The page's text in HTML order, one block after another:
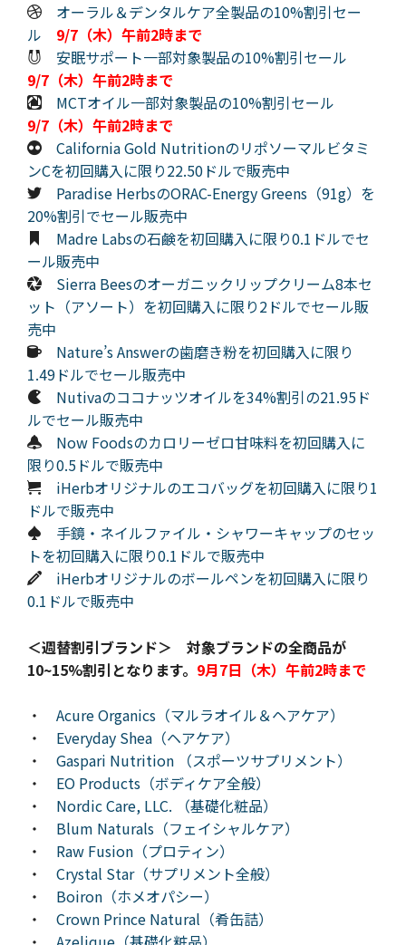
オーラル＆デンタルケア全製品の10%割引セー
ル
9/7（木）午前2時まで
安眠サポート一部対象製品の10%割引セール
9/7（木）午前2時まで
MCTオイル一部対象製品の10%割引セール
9/7（木）午前2時まで
California Gold Nutritionのリポソーマルビタミ
ンCを初回購入に限り22.50ドルで販売中
Paradise HerbsのORAC-Energy Greens（91g）を
20%割引でセール販売中
Madre Labsの石鹸を初回購入に限り0.1ドルでセ
ール販売中
Sierra Beesのオーガニックリップクリーム8本セ
ット（アソート）を初回購入に限り2ドルでセール販
売中
Nature’s Answerの歯磨き粉を初回購入に限り
1.49ドルでセール販売中
Nutivaのココナッツオイルを34%割引の21.95ド
ルでセール販売中
Now Foodsのカロリーゼロ甘味料を初回購入に
限り0.5ドルで販売中
iHerbオリジナルのエコバッグを初回購入に限り1
ドルで販売中
手鏡・ネイルファイル・シャワーキャップのセッ
トを初回購入に限り0.1ドルで販売中
iHerbオリジナルのボールペンを初回購入に限り
0.1ドルで販売中
＜週替割引ブランド＞ 対象ブランドの全商品が
10~15%割引となります。 9月7日（木）午前2時まで
・ Acure Organics（マルラオイル＆ヘアケア）
・ Everyday Shea（ヘアケア）
・ Gaspari Nutrition （スポーツサプリメント）
・ EO Products（ボディケア全般）
・ Nordic Care, LLC. （基礎化粧品）
・ Blum Naturals（フェイシャルケア）
・ Raw Fusion（プロティン）
・ Crystal Star（サプリメント全般）
・ Boiron（ホメオパシー）
・ Crown Prince Natural（肴缶詰）